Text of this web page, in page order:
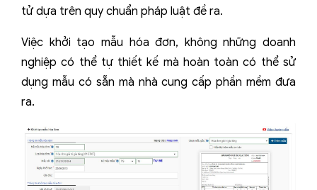
tử dựa trên quy chuẩn pháp luật đề ra.
Việc khởi tạo mẫu hóa đơn, không những doanh
nghiệp có thể tự thiết kế mà hoàn toàn có thể sử
dụng mẫu có sẵn mà nhà cung cấp phần mềm đưa
ra.